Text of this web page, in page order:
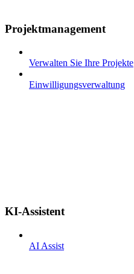
Projektmanagement
Verwalten Sie Ihre Projekte
Einwilligungsverwaltung
KI-Assistent
AI Assist